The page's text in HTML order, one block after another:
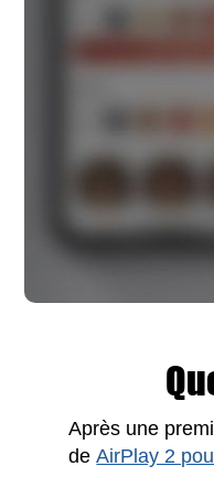
Après une
deAirPlay 2